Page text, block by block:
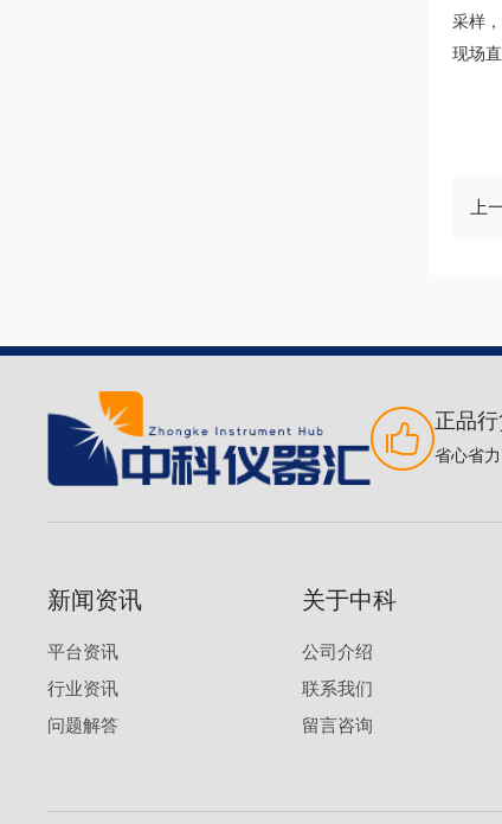
采样
现场
上
正品
省心省
新闻资讯
平台资讯
行业资讯
问题解答
关于中科
公司介绍
联系我们
留言咨询